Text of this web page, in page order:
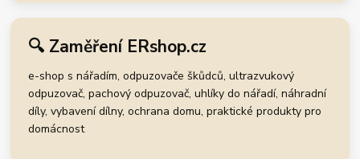
🔍 Zaměření ERshop.cz
e-shop s nářadím, odpuzovače škůdců, ultrazvukový
odpuzovač, pachový odpuzovač, uhlíky do nářadí, náhradní
díly, vybavení dílny, ochrana domu, praktické produkty pro
domácnost